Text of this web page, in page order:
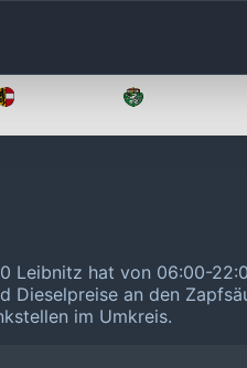
Leibnitz hat von 06:00-
Dieselpreise an den
im Umkreis.